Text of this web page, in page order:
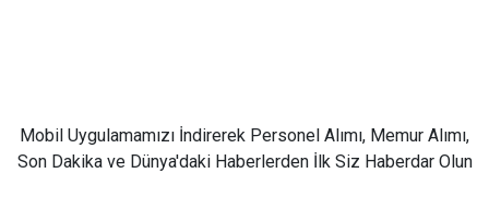
Mobil Uygulamamızı İndirerek Personel Alımı, Memur Alımı,
Son Dakika ve Dünya'daki Haberlerden İlk Siz Haberdar Olun